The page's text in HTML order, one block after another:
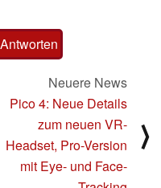
Neuere News
Pico 4: Neue Details
zum neuen VR-
Headset, Pro-Version
mit Eye- und Face-
⟩